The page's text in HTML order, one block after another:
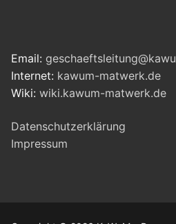
Email:
Internet: kawum-matwerk.de
Wiki: wiki.kawum-matwerk.de
Datenschutzerklärung
Impressum